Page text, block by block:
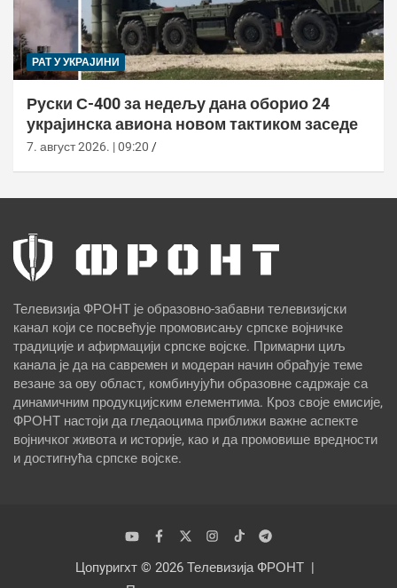
РАТ У УКРАЈИНИ
Руски С-400 за недељу дана оборио 24
украјинска авиона новом тактиком заседе
7. август 2026. | 09:20
Телевизија ФРОНТ је образовно-забавни телевизијски
канал који се посвећује промовисању српске војничке
традиције и афирмацији српске војске. Примарни циљ
канала је да на савремен и модеран начин обрађује теме
везане за ову област, комбинујући образовне садржаје са
динамичним продукцијским елементима. Кроз своје емисије,
ФРОНТ настоји да гледаоцима приближи важне аспекте
војничког живота и историје, као и да промовише вредности
и достигнућа српске војске.
Цопyригхт © 2026 Телевизија ФРОНТ